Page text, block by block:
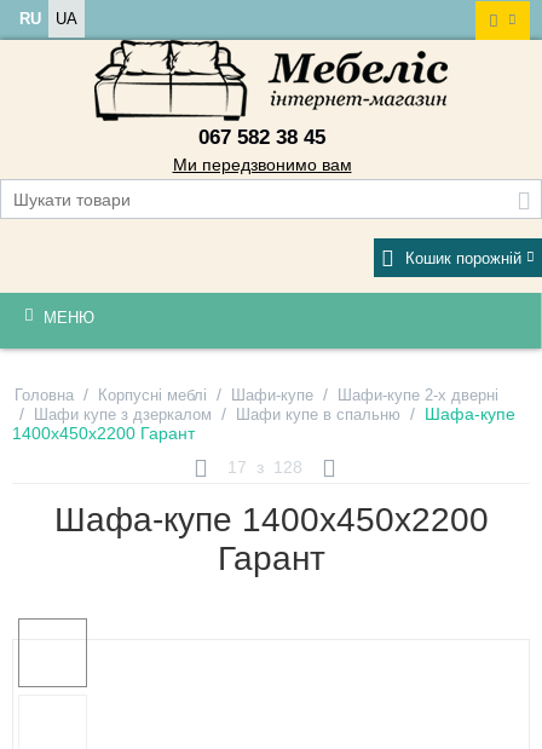
RU UA
067 582 38 45
Ми передзвонимо вам
Кошик порожній
МЕНЮ
Головна / Корпусні меблі / Шафи-купе / Шафи-купе 2-х дверні
/ Шафи купе з дзеркалом / Шафи купе в спальню / Шафа-купе
1400х450х2200 Гарант
17
з 128
Шафа-купе 1400х450х2200
Гарант